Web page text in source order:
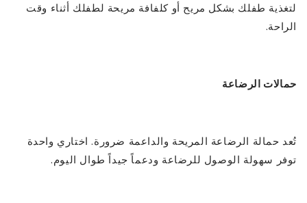
لتغذية طفلك بشكل مريح أو كلفافة مريحة لطفلك أثناء وقت
الراحة.
حمالات الرضاعة
تُعد حمالة الرضاعة المريحة والداعمة ضرورة. اختاري واحدة
توفر سهولة الوصول للرضاعة ودعماً جيداً طوال اليوم.